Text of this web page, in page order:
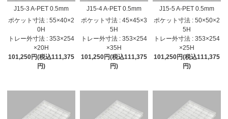
J15-3 A-PET 0.5mm
ポケット寸法 : 55×40×2
0H
トレー外寸法 : 353×254
×20H
101,250円(税込111,375
円)
J15-4 A-PET 0.5mm
ポケット寸法 : 45×45×3
5H
トレー外寸法 : 353×254
×35H
101,250円(税込111,375
円)
J15-5 A-PET 0.5mm
ポケット寸法 : 50×50×2
5H
トレー外寸法 : 353×254
×25H
101,250円(税込111,375
円)